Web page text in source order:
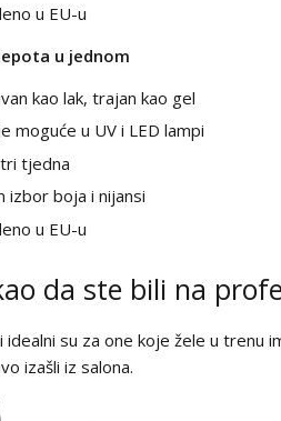
Winter
Rainbow Tones
Party
Elegance
Pastel Candy
Army Lady
Flash
Brownie
Time to Shine
of Serenity
Morning Muse
lakovi Collection
za poseban nail art
nokte - Classic
nokte - Super Shine
gely Professional
u EU-u
u jednom
kao lak, trajan kao gel
moguće u UV i LED lampi
tjedna
izbor boja i nijansi
u EU-u
da ste bili na
idealni su za one koje žele u trenu
izašli iz salona.